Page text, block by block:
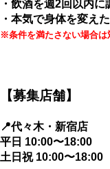
・飲酒を週2回以内
・本気で身体を変え
※条件を満たさない場合は
【募集店舗】
📍代々木・新宿店
平日 10:00〜18:00
土日祝 10:00〜18:00